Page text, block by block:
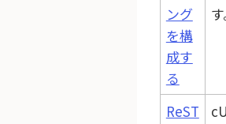
ング
を構
成す
る
ReST